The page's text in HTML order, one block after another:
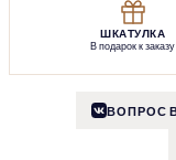
ШКАТУЛКА
В подарок к заказу
ВОПРОС